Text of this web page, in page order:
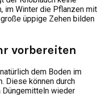
im Winter die Pflanzen mit
üppige Zehen bilden
vorbereiten
dem Boden im
Diese können durch
Düngemitteln wieder